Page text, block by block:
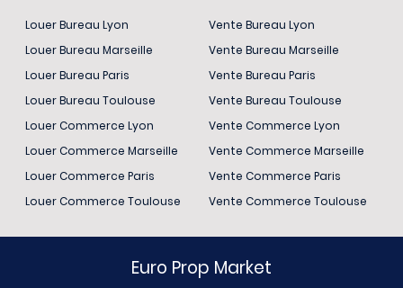
Louer Bureau Lyon
Louer Bureau Marseille
Louer Bureau Paris
Louer Bureau Toulouse
Louer Commerce Lyon
Louer Commerce Marseille
Louer Commerce Paris
Louer Commerce Toulouse
Vente Bureau Lyon
Vente Bureau Marseille
Vente Bureau Paris
Vente Bureau Toulouse
Vente Commerce Lyon
Vente Commerce Marseille
Vente Commerce Paris
Vente Commerce Toulouse
Euro Prop Market